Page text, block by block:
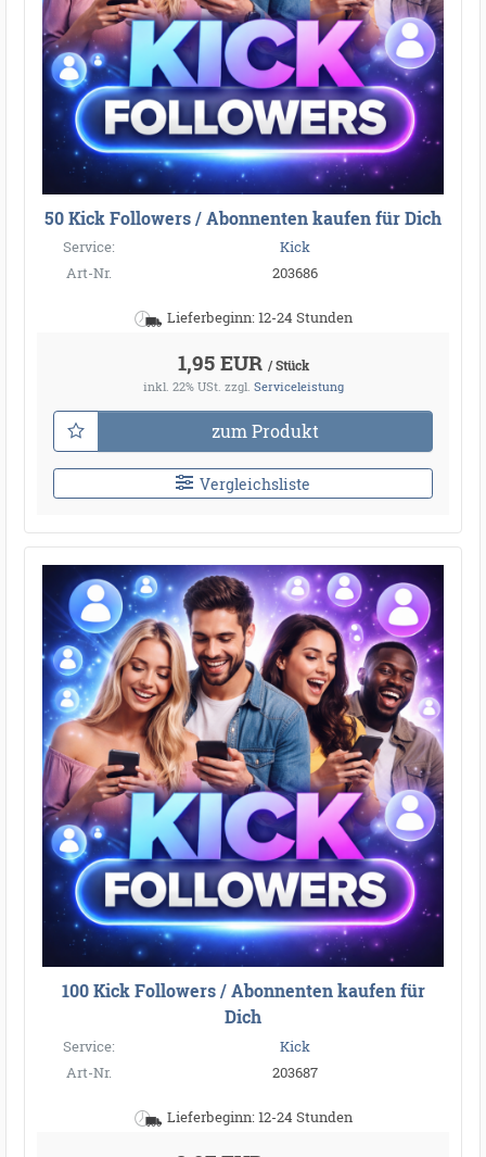
50 Kick Followers / Abonnenten kaufen für Dich
Service:
Kick
Art-Nr.
203686
Lieferbeginn: 12-24 Stunden
1,95 EUR / Stück
inkl. 22% USt. zzgl. Serviceleistung
zum Produkt
Vergleichsliste
100 Kick Followers / Abonnenten kaufen für
Dich
Service:
Kick
Art-Nr.
203687
Lieferbeginn: 12-24 Stunden